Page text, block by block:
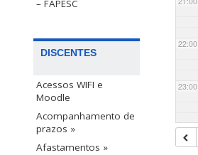
– FAPESC
DISCENTES
Acessos WIFI e
Moodle
Acompanhamento de
prazos »
Afastamentos »
22:00
23:00